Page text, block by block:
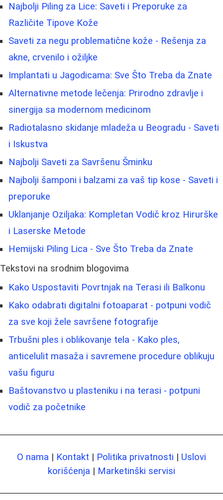
Najbolji Piling za Lice: Saveti i Preporuke za
Različite Tipove Kože
Saveti za negu problematične kože - Rešenja za
akne, crvenilo i ožiljke
Implantati u Jagodicama: Sve Što Treba da Znate
Alternativne metode lečenja: Prirodno zdravlje i
sinergija sa modernom medicinom
Radiotalasno skidanje mladeža u Beogradu - Saveti
i Iskustva
Najbolji Saveti za Savršenu Šminku
Najbolji šamponi i balzami za vaš tip kose - Saveti i
preporuke
Uklanjanje Oziljaka: Kompletan Vodič kroz Hirurške
i Laserske Metode
Hemijski Piling Lica - Sve Što Treba da Znate
Tekstovi na srodnim blogovima
Kako Uspostaviti Povrtnjak na Terasi ili Balkonu
Kako odabrati digitalni fotoaparat - potpuni vodič
za sve koji žele savršene fotografije
Trbušni ples i oblikovanje tela - Kako ples,
anticelulit masaža i savremene procedure oblikuju
vašu figuru
Baštovanstvo u plasteniku i na terasi - potpuni
vodič za početnike
O nama | Kontakt | Politika privatnosti | Uslovi
korišćenja | Marketinški servisi